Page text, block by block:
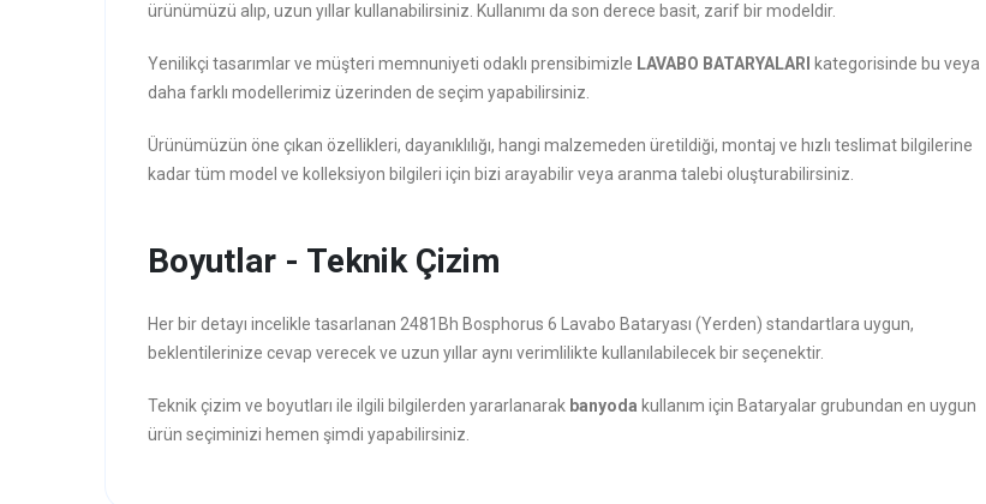
ürünümüzü alıp, uzun yıllar kullanabilirsiniz. Kullanımı da son derece basit, zarif bir modeldir.
Yenilikçi tasarımlar ve müşteri memnuniyeti odaklı prensibimizle LAVABO BATARYALARI
kategorisinde bu veya
daha farklı modellerimiz üzerinden de seçim yapabilirsiniz.
Ürünümüzün öne çıkan özellikleri, dayanıklılığı, hangi malzemeden üretildiği, montaj ve hızlı teslimat bilgilerine
kadar tüm model ve kolleksiyon bilgileri için bizi arayabilir veya aranma talebi oluşturabilirsiniz.
Boyutlar - Teknik Çizim
Her bir detayı incelikle tasarlanan 2481Bh Bosphorus 6 Lavabo Bataryası (Yerden) standartlara uygun,
beklentilerinize cevap verecek ve uzun yıllar aynı verimlilikte kullanılabilecek bir seçenektir.
Teknik çizim ve boyutları ile ilgili bilgilerden yararlanarak banyoda kullanım için Bataryalar grubundan en uygun
ürün seçiminizi hemen şimdi yapabilirsiniz.